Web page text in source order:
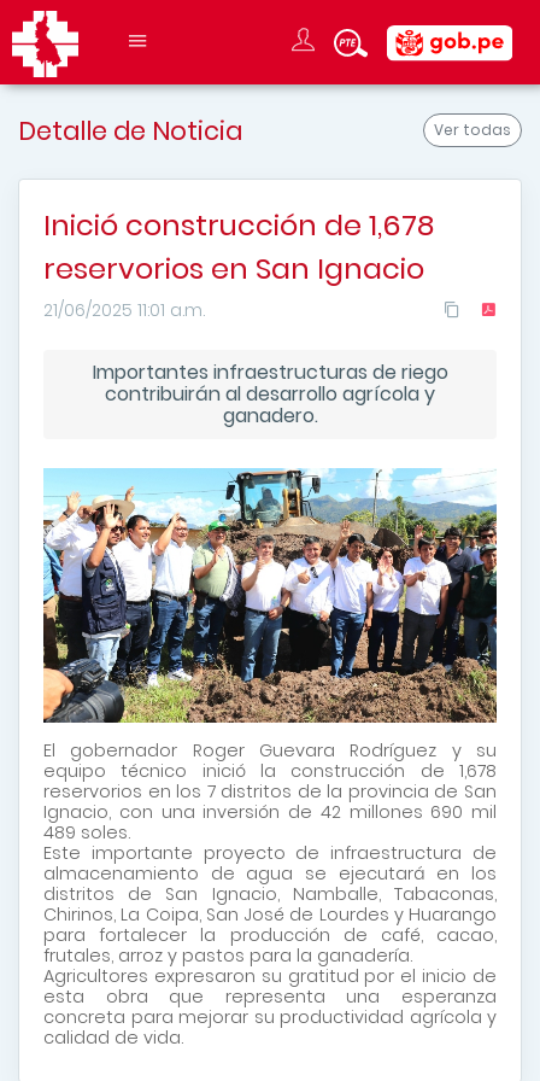
Ver todas
Detalle de Noticia
Inició construcción de 1,678
reservorios en San Ignacio
21/06/2025 11:01 a.m.
Importantes infraestructuras de riego
contribuirán al desarrollo agrícola y
ganadero.
El gobernador Roger Guevara Rodríguez y su
equipo técnico inició la construcción de 1,678
reservorios en los 7 distritos de la provincia de San
Ignacio, con una inversión de 42 millones 690 mil
489 soles.
Este importante proyecto de infraestructura de
almacenamiento de agua se ejecutará en los
distritos de San Ignacio, Namballe, Tabaconas,
Chirinos, La Coipa, San José de Lourdes y Huarango
para fortalecer la producción de café, cacao,
frutales, arroz y pastos para la ganadería.
Agricultores expresaron su gratitud por el inicio de
esta obra que representa una esperanza
concreta para mejorar su productividad agrícola y
calidad de vida.